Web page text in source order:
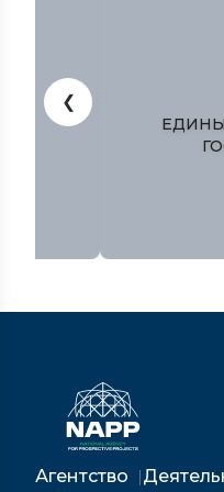
❮
Агентство